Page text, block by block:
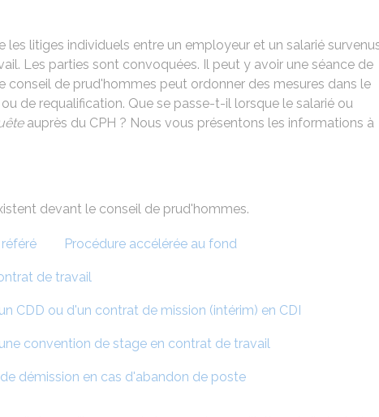
les litiges individuels entre un employeur et un salarié
Les parties sont convoquées. Il peut y avoir une séance de
conseil de prud'hommes peut ordonner des mesures dans le
de requalification. Que se passe-t-il lorsque le salarié ou
auprès du CPH ? Nous vous présentons les informations à
devant le conseil de prud'hommes.
Procédure accélérée au fond
de travail
CDD ou d'un contrat de mission (intérim) en CDI
convention de stage en contrat de travail
démission en cas d'abandon de poste